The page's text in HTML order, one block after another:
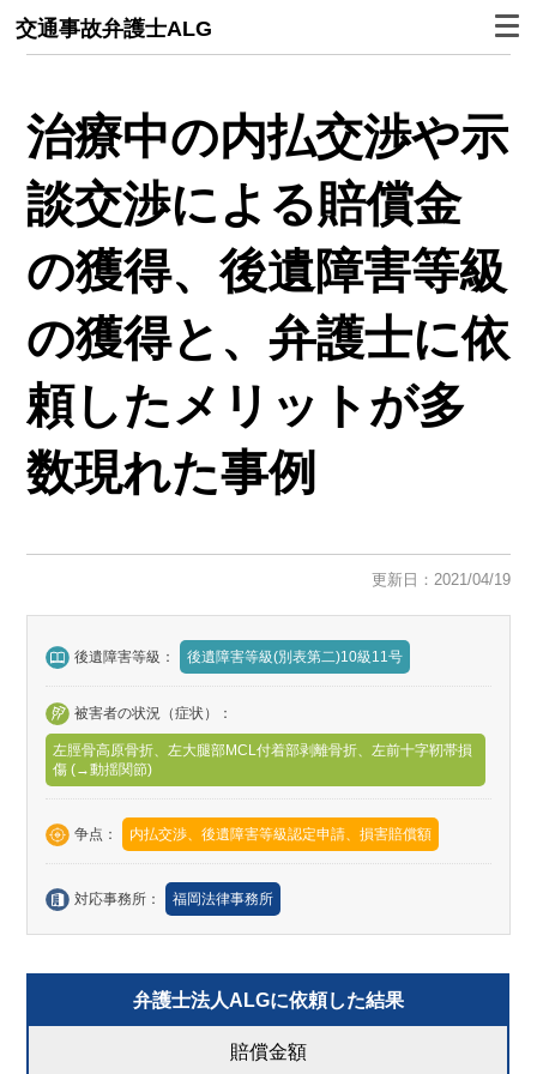
交通事故弁護士ALG
治療中の内払交渉や示
談交渉による賠償金
の獲得、後遺障害等級
の獲得と、弁護士に依
頼したメリットが多
数現れた事例
更新日：2021/04/19
後遺障害等級： 後遺障害等級(別表第二)10級11号
被害者の状況（症状）：
左脛骨高原骨折、左大腿部MCL付着部剥離骨折、左前十字靭帯損
傷 (→動揺関節)
争点： 内払交渉、後遺障害等級認定申請、損害賠償額
対応事務所： 福岡法律事務所
弁護士法人ALGに依頼した結果
賠償金額